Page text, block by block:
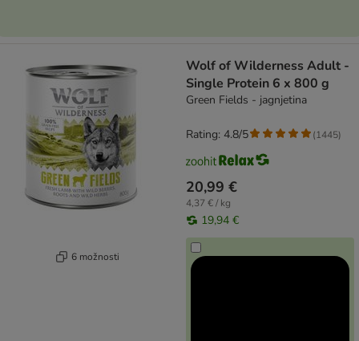
6 možnosti
Wolf of Wilderness Adult -
Single Protein 6 x 800 g
Green Fields - jagnjetina
20,99 €
4,37 € / kg
19,94 €
Rating: 4.8/5 (1445)